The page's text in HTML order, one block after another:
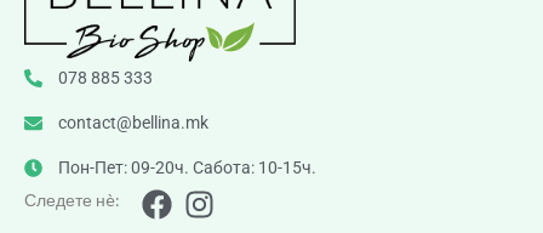
078 885 333
contact@bellina.mk
Пон-Пет: 09-20ч. Сабота: 10-15ч.
Следете нè: